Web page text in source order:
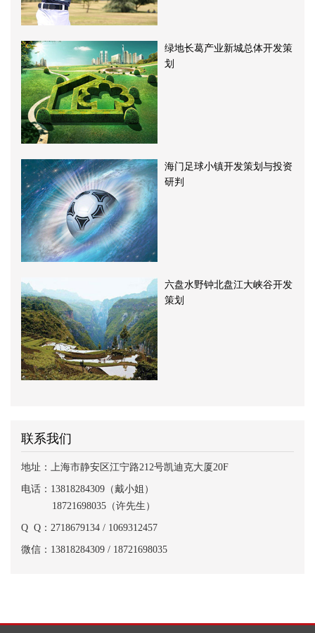
绿地长葛产业新城总体开发策
划
海门足球小镇开发策划与投资
研判
六盘水野钟北盘江大峡谷开发
策划
联系我们
地址：上海市静安区江宁路212号凯迪克大厦20F
电话：13818284309（戴小姐）
18721698035（许先生）
Q Q：2718679134 / 1069312457
微信：13818284309 / 18721698035